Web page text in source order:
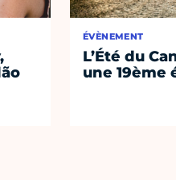
ÉVÈNEMENT
L’Été du
une 19ème